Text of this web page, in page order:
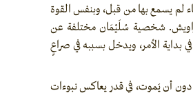
لم يسمع بها من قبل، وبنفس القوة
شخصية سُلَيْمَان مختلفة عن
بداية الأمر، ويدخل بسببه في صراعٍ
دون أن يَموت، في قدرٍ يعاكس نبوءات